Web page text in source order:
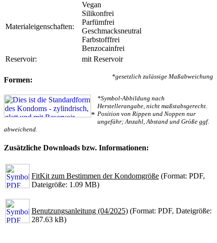
Materialeigenschaften:
Vegan
Silikonfrei
Parfümfrei
Geschmacksneutral
Farbstofffrei
Benzocainfrei
Reservoir:
mit Reservoir
*gesetzlich zulässige Maßabweichung
Formen:
*
*Symbol-Abbildung nach
Herstellerangabe, nicht maßstabsgerecht.
Position von Rippen und Noppen nur
ungefähr; Anzahl, Abstand und Größe ggf.
abweichend.
Zusätzliche Downloads bzw. Informationen:
FitKit zum Bestimmen der Kondomgröße (Format: PDF,
Dateigröße: 1.09 MB)
Benutzungsanleitung (04/2025) (Format: PDF, Dateigröße:
287.63 kB)